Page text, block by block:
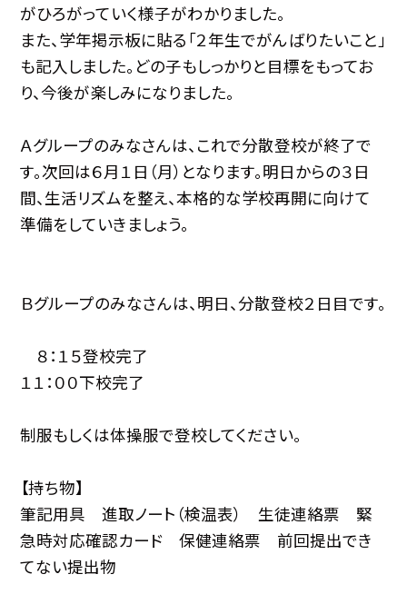
がひろがっていく様子がわかりました。
また、学年掲示板に貼る「２年生でがんばりたいこと」
も記入しました。どの子もしっかりと目標をもってお
り、今後が楽しみになりました。
Ａグループのみなさんは、これで分散登校が終了で
す。次回は６月１日（月）となります。明日からの３日
間、生活リズムを整え、本格的な学校再開に向けて
準備をしていきましょう。
Ｂグループのみなさんは、明日、分散登校２日目です。
８：１５登校完了
１１：００下校完了
制服もしくは体操服で登校してください。
【持ち物】
筆記用具 進取ノート（検温表） 生徒連絡票 緊
急時対応確認カード 保健連絡票 前回提出でき
てない提出物